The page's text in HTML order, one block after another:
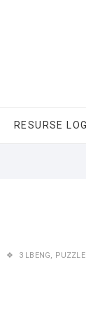
RESURSE
3 LBENG, PUZZLE